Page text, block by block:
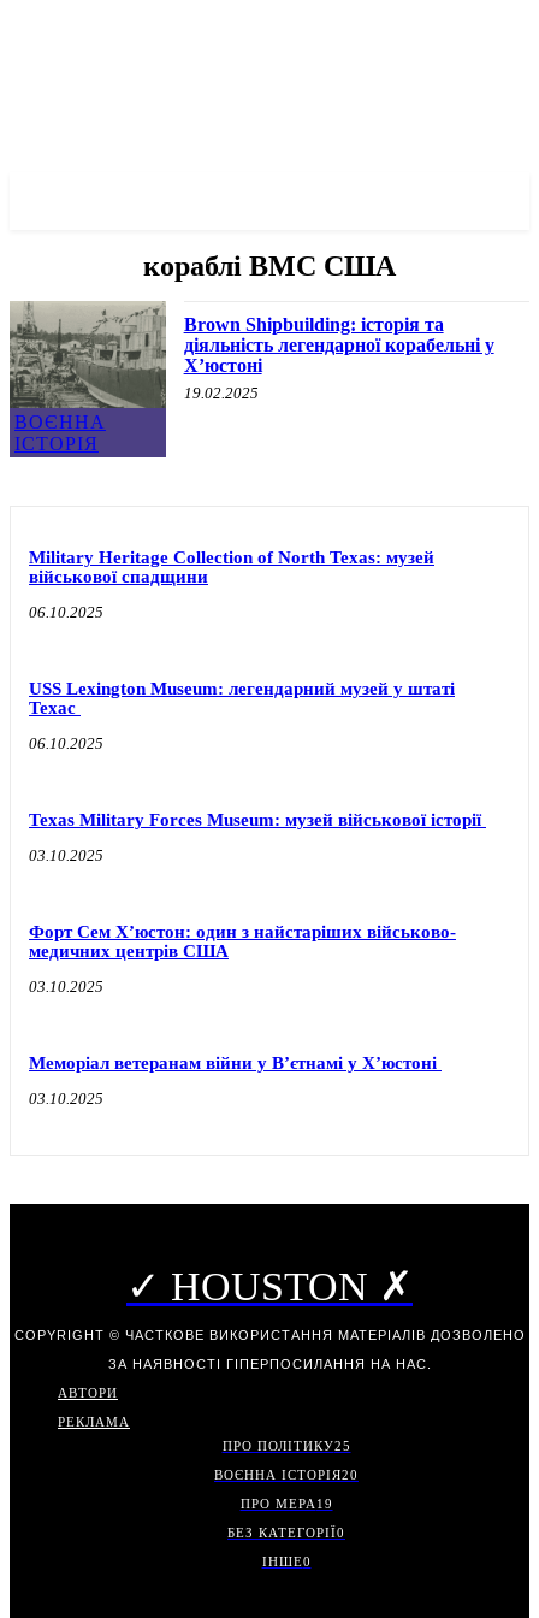
кораблі ВМС США
ВОЄННА
ІСТОРІЯ
Brown Shipbuilding: історія та
діяльність легендарної корабельні у
Х’юстоні
19.02.2025
Military Heritage Collection of North Texas: музей
військової спадщини
06.10.2025
USS Lexington Museum: легендарний музей у штаті
Техас
06.10.2025
Texas Military Forces Museum: музей військової історії
03.10.2025
Форт Сем Х’юстон: один з найстаріших військово-
медичних центрів США
03.10.2025
Меморіал ветеранам війни у В’єтнамі у Х’юстоні
03.10.2025
✓ HOUSTON ✗
COPYRIGHT © ЧАСТКОВЕ ВИКОРИСТАННЯ МАТЕРІАЛІВ ДОЗВОЛЕНО
ЗА НАЯВНОСТІ ГІПЕРПОСИЛАННЯ НА НАС.
АВТОРИ
РЕКЛАМА
ПРО ПОЛІТИКУ25
ВОЄННА ІСТОРІЯ20
ПРО МЕРА 19
БЕЗ КАТЕГОРІЇ0
ІНШЕ0